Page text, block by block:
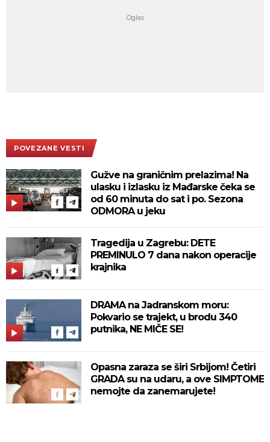
POVEZANE VESTI
Gužve na graničnim prelazima! Na
ulasku i izlasku iz Mađarske čeka se
od 60 minuta do sat i po. Sezona
ODMORA u jeku
Tragedija u Zagrebu: DETE
PREMINULO 7 dana nakon operacije
krajnika
DRAMA na Jadranskom moru:
Pokvario se trajekt, u brodu 340
putnika, NE MIČE SE!
Opasna zaraza se širi Srbijom! Četiri
GRADA su na udaru, a ove SIMPTOME
nemojte da zanemarujete!